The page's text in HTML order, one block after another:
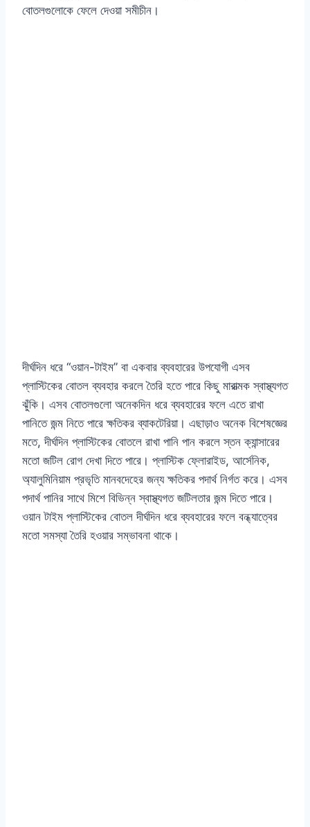
বোতলগুলোকে ফেলে দেওয়া সমীচীন।
দীর্ঘদিন ধরে “ওয়ান-টাইম” বা একবার ব্যবহারের উপযোগী এসব
প্লাস্টিকের বোতল ব্যবহার করলে তৈরি হতে পারে কিছু মারাত্মক স্বাস্থ্যগত
ঝুঁকি। এসব বোতলগুলো অনেকদিন ধরে ব্যবহারের ফলে এতে রাখা
পানিতে জন্ম নিতে পারে ক্ষতিকর ব্যাকটেরিয়া। এছাড়াও অনেক বিশেষজ্ঞের
মতে, দীর্ঘদিন প্লাস্টিকের বোতলে রাখা পানি পান করলে স্তন ক্যান্সারের
মতো জটিল রোগ দেখা দিতে পারে। প্লাস্টিক ফ্লোরাইড, আর্সেনিক,
অ্যালুমিনিয়াম প্রভৃতি মানবদেহের জন্য ক্ষতিকর পদার্থ নির্গত করে। এসব
পদার্থ পানির সাথে মিশে বিভিন্ন স্বাস্থ্যগত জটিলতার জন্ম দিতে পারে।
ওয়ান টাইম প্লাস্টিকের বোতল দীর্ঘদিন ধরে ব্যবহারের ফলে বন্ধ্যাত্বের
মতো সমস্যা তৈরি হওয়ার সম্ভাবনা থাকে।